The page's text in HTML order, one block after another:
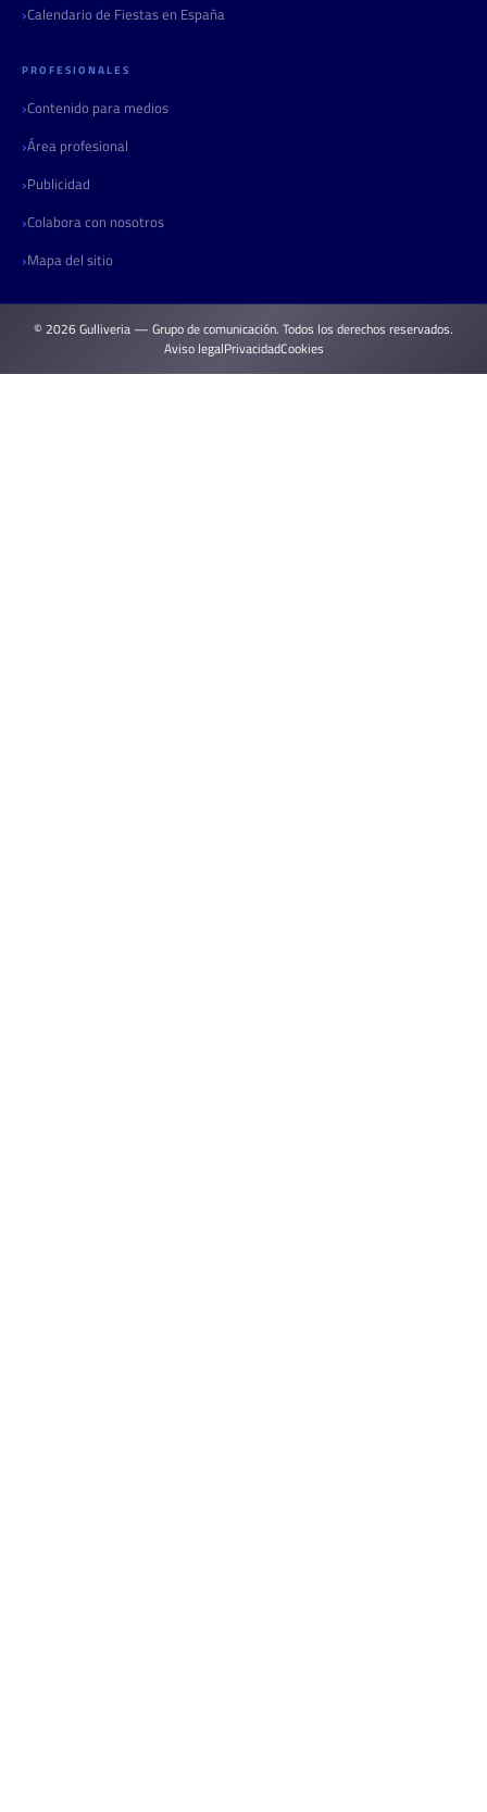
Calendario de Fiestas en España
PROFESIONALES
Contenido para medios
Área profesional
Publicidad
Colabora con nosotros
Mapa del sitio
© 2026 Gulliveria — Grupo de comunicación. Todos los derechos reservados.
Aviso legalPrivacidadCookies